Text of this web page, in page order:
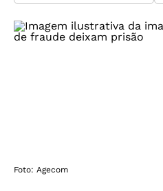
Foto: Agecom